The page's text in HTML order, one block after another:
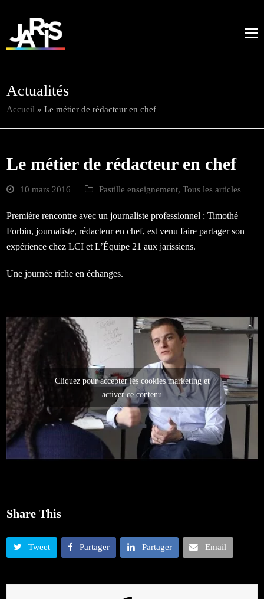
Actualités
Accueil »Le métier de rédacteur en chef
Le métier de rédacteur en chef
10 mars 2016 Pastille enseignement,Tous les articles
Première rencontre avec un journaliste professionnel : Timothé
Forbin, journaliste, rédacteur en chef, est venu faire partager son
expérience chez LCI et L’Équipe 21 aux jarissiens.
Une journée riche en échanges.
Cliquez pour accepter les cookies marketing et
activer ce contenu
Share This
Tweet Partager Partager Email